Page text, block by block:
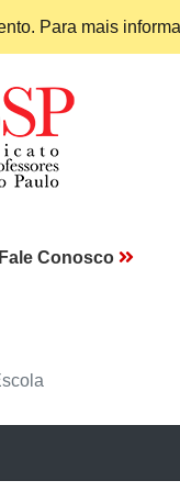
Para mais
Fale Conosco